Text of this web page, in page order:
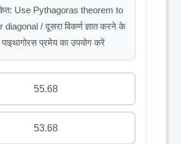
Use Pythagoras theorem to
diagonal / दूसरा विकर्ण ज्ञात करने के
पाइथागोरस प्रमेय का उपयोग करें
55.68
53.68